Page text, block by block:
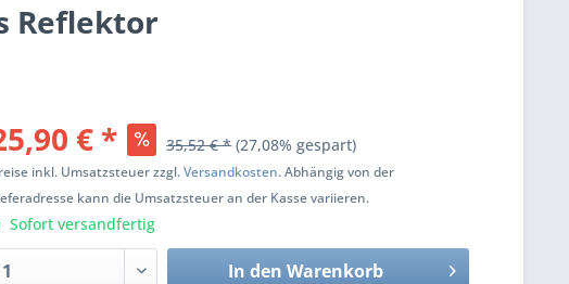
Reflektor
€ * 35,52 € * (27,08% gespart)
inkl. Umsatzsteuer zzgl.Versandkosten. Abhängig von der
kann die Umsatzsteuer an der Kasse variieren.
Sofort versandfertig
In den Warenkorb